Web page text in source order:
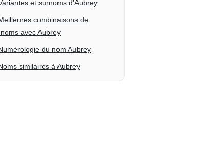
et surnoms d'Aubrey
combinaisons de
avec Aubrey
du nom Aubrey
similaires à Aubrey